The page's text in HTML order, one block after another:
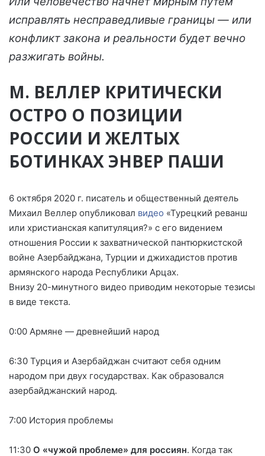
исправлять несправедливые границы — или
конфликт закона и реальности будет вечно
разжигать войны.
М. ВЕЛЛЕР КРИТИЧЕСКИ
ОСТРО О ПОЗИЦИИ
РОССИИ И ЖЕЛТЫХ
БОТИНКАХ ЭНВЕР ПАШИ
6 октября 2020 г. писатель и общественный деятель
Михаил Веллер опубликовал видео «Турецкий реванш
или христианская капитуляция?» с его видением
отношения России к захватнической пантюркистской
войне Азербайджана, Турции и джихадистов против
армянского народа Республики Арцах.
Внизу 20-минутного видео приводим некоторые тезисы
в виде текста.
0:00 Армяне — древнейший народ
6:30 Турция и Азербайджан считают себя одним
народом при двух государствах. Как образовался
азербайджанский народ.
7:00 История проблемы
11:30 О «чужой проблеме» для россиян. Когда так